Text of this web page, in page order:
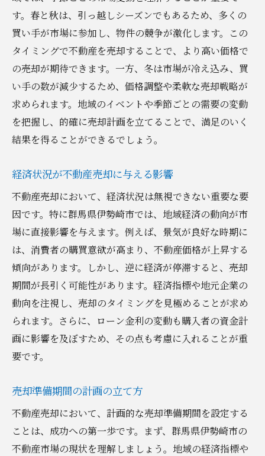
す。春と秋は、引っ越しシーズンでもあるため、多くの
買い手が市場に参加し、物件の競争が激化します。この
タイミングで不動産を売却することで、より高い価格で
の売却が期待できます。一方、冬は市場が冷え込み、買
い手の数が減少するため、価格調整や柔軟な売却戦略が
求められます。地域のイベントや季節ごとの需要の変動
を把握し、的確に売却計画を立てることで、満足のいく
結果を得ることができるでしょう。
経済状況が不動産売却に与える影響
不動産売却において、経済状況は無視できない重要な要
因です。特に群馬県伊勢崎市では、地域経済の動向が市
場に直接影響を与えます。例えば、景気が良好な時期に
は、消費者の購買意欲が高まり、不動産価格が上昇する
傾向があります。しかし、逆に経済が停滞すると、売却
期間が長引く可能性があります。経済指標や地元企業の
動向を注視し、売却のタイミングを見極めることが求め
られます。さらに、ローン金利の変動も購入者の資金計
画に影響を及ぼすため、その点も考慮に入れることが重
要です。
売却準備期間の計画の立て方
不動産売却において、計画的な売却準備期間を設定する
ことは、成功への第一歩です。まず、群馬県伊勢崎市の
不動産市場の現状を理解しましょう。地域の経済指標や